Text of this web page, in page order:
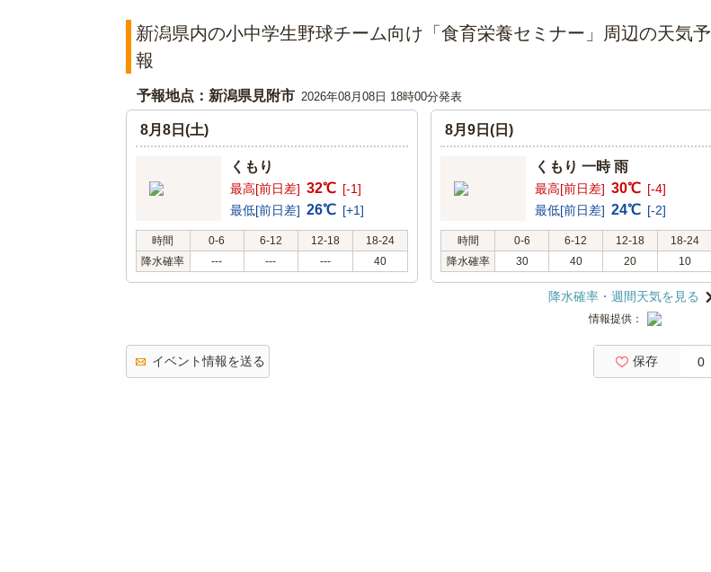
新潟県内の小中学生野球チーム向け「食育栄養セミナー」周辺の天気予
報
予報地点：新潟県見附市 2026年08月08日 18時00分発表
8月8日(土)
くもり
最高[前日差] 32℃ [-1]
最低[前日差] 26℃ [+1]
時間 0-6 6-12 12-18
18-24
降水確率
--- --- --- 40
8月9日(日)
くもり 一時 雨
最高[前日差] 30℃ [-4]
最低[前日差] 24℃ [-2]
時間 0-6 6-12 12-18
18-24
降水確率
30 40 20 10
降水確率・週間天気を見る
情報提供：
イベント情報を送る 保存 0